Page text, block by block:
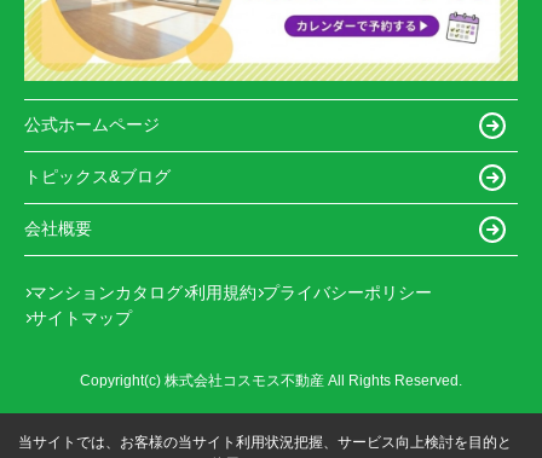
公式ホームページ
トピックス&ブログ
会社概要
マンションカタログ 利用規約 プライバシーポリシー
サイトマップ
Copyright(c) 株式会社コスモス不動産 All Rights Reserved.
当サイトでは、お客様の当サイト利用状況把握、サービス向上検討を目的と